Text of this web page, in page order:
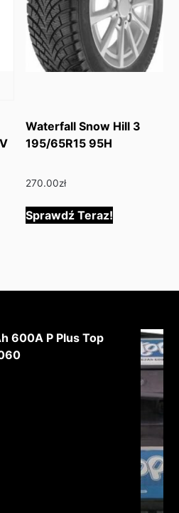
Waterfall Snow Hill 3
195/65R15 95H
270.00zł
Sprawdź Teraz!
600A P Plus Top